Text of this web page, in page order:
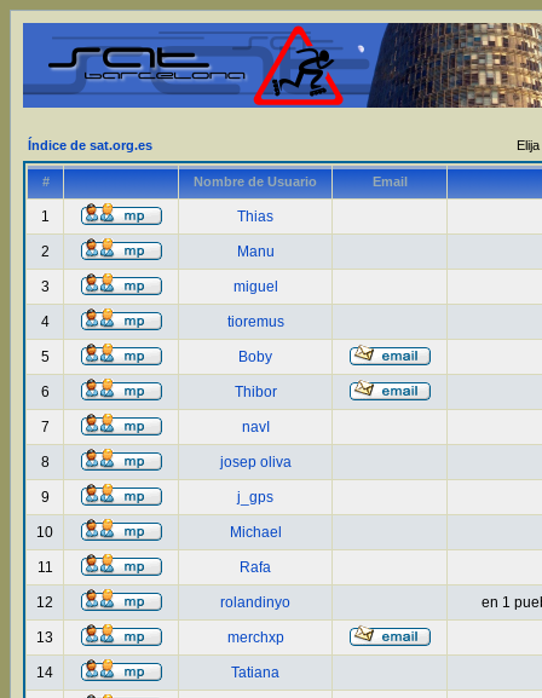
Índice de sat.org.es
# Nombre de Usuario Email
1 Thias
2 Manu
3 miguel
4 tioremus
5 Boby
6 Thibor
7 navI
8 josep oliva
9 j_gps
10 Michael
11 Rafa
12 rolandinyo en 1
13 merchxp
14 Tatiana